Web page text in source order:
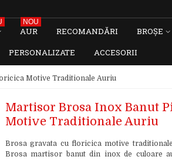
AUR
NOU
RECOMANDĂRI BROȘE
PERSONALIZATE ACCESORII
Motive Traditionale Auriu
Martisor Brosa Inox Banut
Motive Traditionale Auriu
Brosa gravata cu floricica motive
Brosa martisor banut din inox de culoare